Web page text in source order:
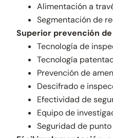
Alimentación a
Segmentación de
Superior prevención
Tecnología de
Tecnología
Prevención de
Descifrado e
Efectividad de
Equipo de
Seguridad de